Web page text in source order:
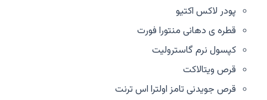
پودر لاکس اکتیو
قطره ی دهانی منتورا فورت
کپسول نرم گاسترولیت
قرص ویتالاکت
قرص جویدنی تامز اولترا اس ترنت